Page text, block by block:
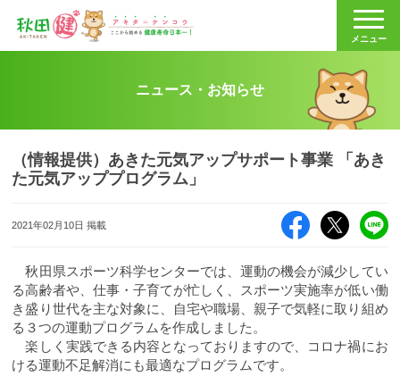
メニュー
ニュース・お知らせ
（情報提供）あきた元気アップサポート事業 「あき
た元気アッププログラム」
2021年02月10日 掲載
Facebook X（旧
秋田県スポーツ科学センターでは、運動の機会が減少してい
る高齢者や、仕事・子育てが忙しく、スポーツ実施率が低い働
き盛り世代を主な対象に、自宅や職場、親子で気軽に取り組め
る３つの運動プログラムを作成しました。
楽しく実践できる内容となっておりますので、コロナ禍にお
ける運動不足解消にも最適なプログラムです。